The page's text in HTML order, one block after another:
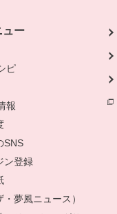
ュー
ピ
別のウィンドウで開きます。
報 別のウィンドウで開き
SNS
ン登録
夢風ニュース）